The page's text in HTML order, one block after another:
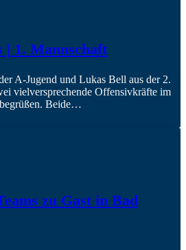
| 1. Mannschaft
A-Jugend und Lukas Bell aus der 2.
vielversprechende Offensivkräfte im
Beide…
zu Gast in Bad